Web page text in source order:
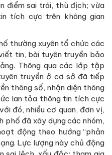
điểm sai trái, thù địch; vừa
tích cực trên không gian
thường xuyên tổ chức các
tin, bài tuyên truyền bảo
Thông qua các lớp tập
truyền ở cơ sở đã tiếp
thông số, nhận diện thông
lan tỏa thông tin tích cực
đó, nhiều cơ quan, đơn vị,
phố đã xây dựng các nhóm,
động theo hướng “phản
Lực lượng này chủ động